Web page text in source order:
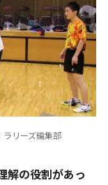
ラリーズ編集部
解の役割があっ